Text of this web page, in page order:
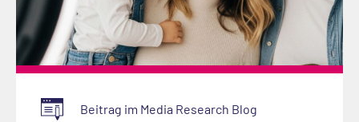
Beitrag im Media Research Blog